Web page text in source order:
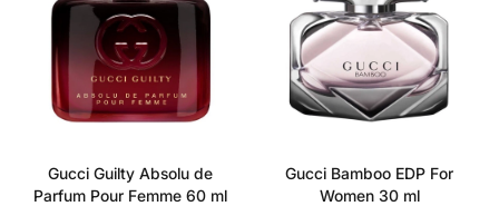
Gucci Guilty Absolu de
Parfum Pour Femme 60 ml
Gucci Bamboo EDP For
Women 30 ml